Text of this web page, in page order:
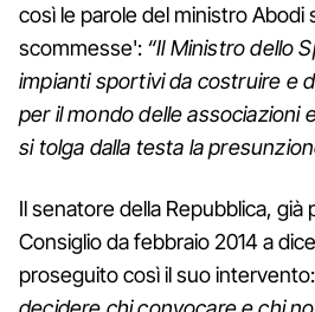
così le parole del ministro Abodi
scommesse': “Il Ministro dello
impianti sportivi da costruire e
per il mondo delle associazioni
si tolga dalla testa la
Il senatore della Repubblica, già
Consiglio da febbraio 2014 a
proseguito così il suo intervento: